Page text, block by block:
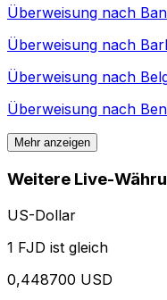
Überweisung nach
Überweisung nach
Überweisung nach
Überweisung nach
Mehr anzeigen
Weitere Live-
US-Dollar
1 FJD ist gleich
0,448700 USD